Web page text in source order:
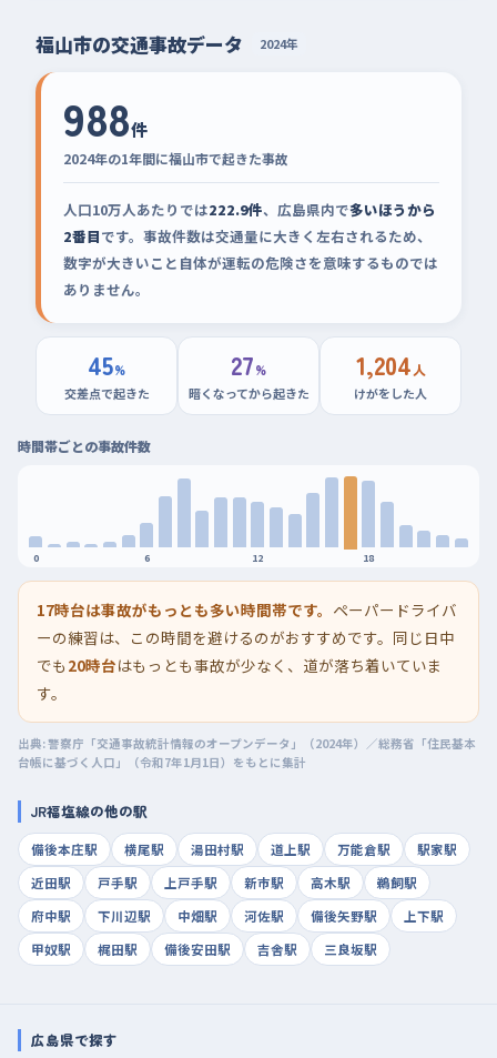
福山市の交通事故データ 2024年
988件
2024年の1年間に福山市で起きた事故
人口10万人あたりでは222.9件、広島県内で多いほうから
2番目です。事故件数は交通量に大きく左右されるため、
数字が大きいこと自体が運転の危険さを意味するものでは
ありません。
45%
交差点で起きた
27%
暗くなってから起きた
1,204人
けがをした人
時間帯ごとの事故件数
0 6 12 18
17時台は事故がもっとも多い時間帯です。 ペーパードライバ
ーの練習は、この時間を避けるのがおすすめです。同じ日中
でも 20時台はもっとも事故が少なく、道が落ち着いていま
す。
出典: 警察庁「交通事故統計情報のオープンデータ」（2024年）／総務省「住民基本
台帳に基づく人口」（令和7年1月1日）をもとに集計
JR福塩線の他の駅
備後本庄駅 横尾駅 湯田村駅 道上駅 万能倉駅
駅家駅
近田駅
戸手駅 上戸手駅 新市駅 高木駅
鵜飼駅
府中駅
下川辺駅 中畑駅 河佐駅 備後矢野駅
上下駅
甲奴駅
梶田駅 備後安田駅 吉舎駅 三良坂駅
広島県で探す